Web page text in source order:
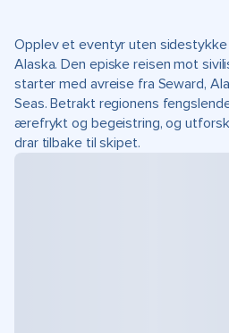
Opplev et eventyr uten
Alaska. Den episke reisen mot
starter med avreise fra Seward,
Seas. Betrakt regionens
ærefrykt og begeistring, og
drar tilbake til skipet.